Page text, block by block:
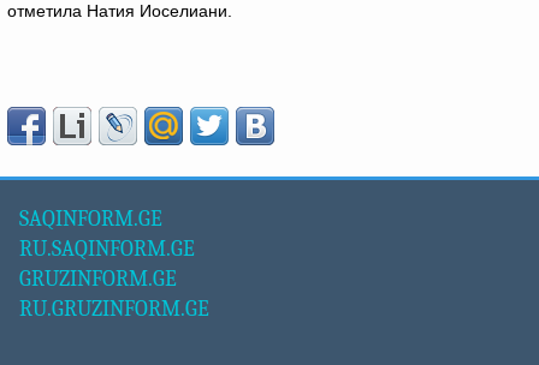
отметила Натия Иоселиани.
SAQINFORM.GE
RU.SAQINFORM.GE
GRUZINFORM.GE
RU.GRUZINFORM.GE